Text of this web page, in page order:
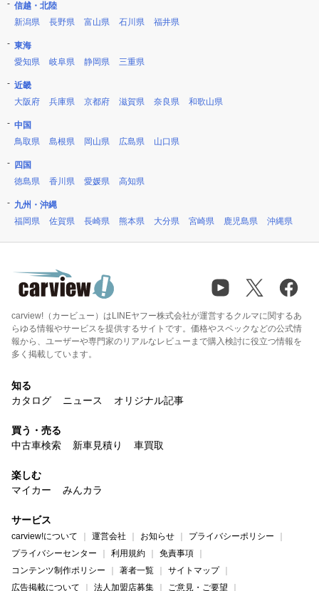
信越・北陸
新潟県
長野県 富山県 石川県 福井県
東海
愛知県
岐阜県 静岡県 三重県
近畿
大阪府
兵庫県 京都府 滋賀県 奈良県 和歌山県
中国
鳥取県
島根県 岡山県 広島県 山口県
四国
徳島県
香川県 愛媛県 高知県
九州・沖縄
福岡県
佐賀県 長崎県 熊本県 大分県 宮崎県 鹿児島県 沖縄県
carview!（カービュー）はLINEヤフー株式会社が運営するクルマに関するあ
らゆる情報やサービスを提供するサイトです。価格やスペックなどの公式情
報から、ユーザーや専門家のリアルなレビューまで購入検討に役立つ情報を
多く掲載しています。
知る
カタログ
ニュース オリジナル記事
買う・売る
中古車検索
新車見積り 車買取
楽しむ
マイカー
みんカラ
サービス
carview!について 運営会社 お知らせ
プライバシーポリシー
プライバシーセンター
利用規約
免責事項
コンテンツ制作ポリシー
著者一覧
サイトマップ
広告掲載について
法人加盟店募集 ご意見・ご要望